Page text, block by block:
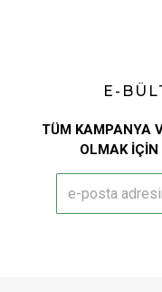
E-
TÜM KAMPANYA
OLMAK İÇİN